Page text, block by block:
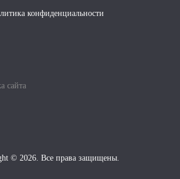
© 2026. Все права защищены.
конфиденциальности
сайта